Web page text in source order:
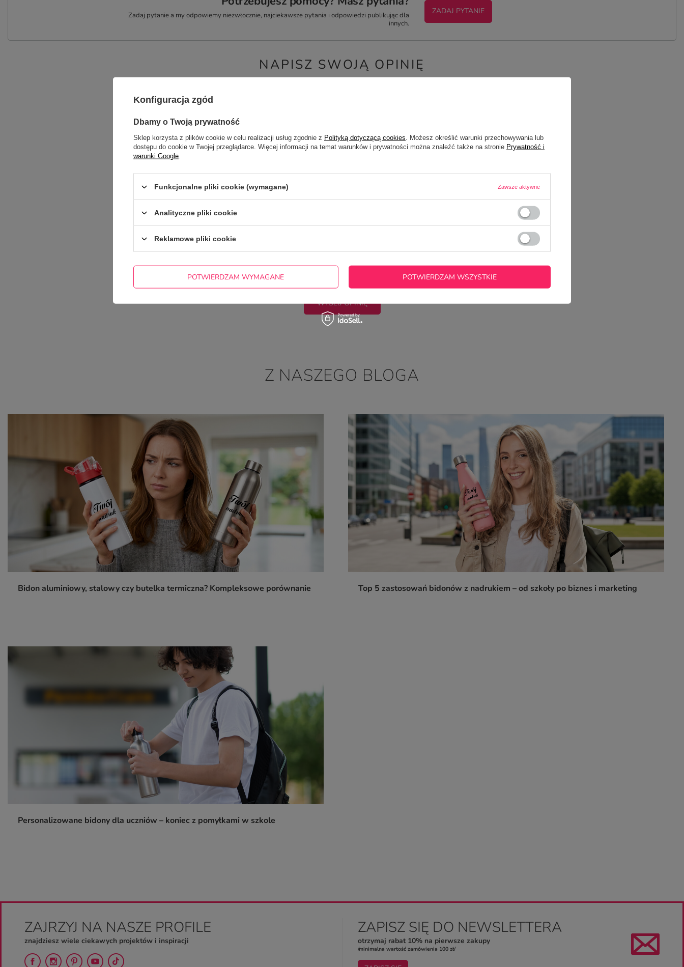
Zadaj pytanie a my odpowiemy niezwłocznie, najciekawsze pytania i odpowiedzi publikując dla
innych.
ZADAJ PYTANIE
NAPISZ SWOJĄ OPINIĘ
Treść twojej opinii
Twoje imię
WYŚLIJ OPINIĘ
Z NASZEGO BLOGA
Bidon aluminiowy, stalowy czy butelka termiczna? Kompleksowe porównanie Top 5 zastosowań bidonów z nadrukiem – od szkoły po biznes i marketing
Personalizowane bidony dla uczniów – koniec z pomyłkami w szkole
ZAJRZYJ NA NASZE PROFILE
znajdziesz wiele ciekawych projektów i inspiracji
ZAPISZ SIĘ DO NEWSLETTERA
otrzymaj rabat 10% na pierwsze zakupy
/minimalna wartość zamówienia 100 zł/
Konfiguracja zgód
Dbamy o Twoją prywatność
Sklep korzysta z plików cookie w celu realizacji usług zgodnie z Polityką dotyczącą cookies . Możesz określić warunki przechowywania lub
dostępu do cookie w Twojej przeglądarce. Więcej informacji na temat warunków i prywatności można znaleźć także na stronie Prywatność i
warunki Google
Funkcjonalne pliki cookie (wymagane) Zawsze aktywne
Analityczne pliki cookie
Reklamowe pliki cookie
POTWIERDZAM WYMAGANE POTWIERDZAM WSZYSTKIE